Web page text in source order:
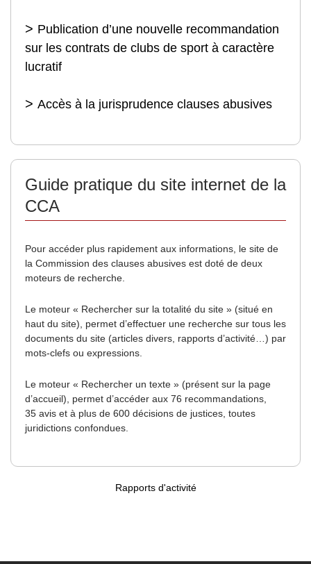
Publication d’une nouvelle recommandation
sur les contrats de clubs de sport à caractère
lucratif
Accès à la jurisprudence clauses abusives
Guide pratique du site internet de la
CCA
Pour accéder plus rapidement aux informations, le site de
la Commission des clauses abusives est doté de deux
moteurs de recherche.
Le moteur « Rechercher sur la totalité du site » (situé en
haut du site), permet d’effectuer une recherche sur tous les
documents du site (articles divers, rapports d’activité…) par
mots-clefs ou expressions.
Le moteur « Rechercher un texte » (présent sur la page
d’accueil), permet d’accéder aux 76 recommandations,
35 avis et à plus de 600 décisions de justices, toutes
juridictions confondues.
Rapports d'activité